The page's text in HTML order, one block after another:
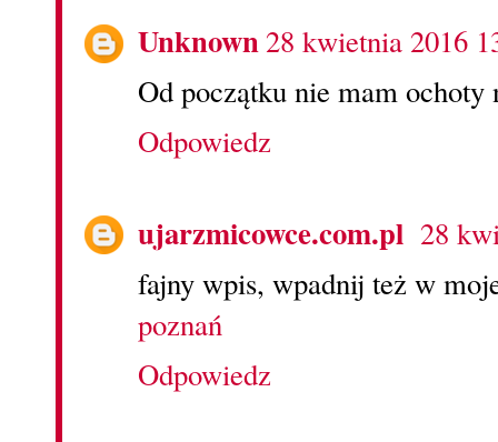
Unknown28 kwietnia 2016
Od początku nie mam ochoty
Odpowiedz
ujarzmicowce.com.pl 28
fajny wpis, wpadnij też w
poznań
Odpowiedz